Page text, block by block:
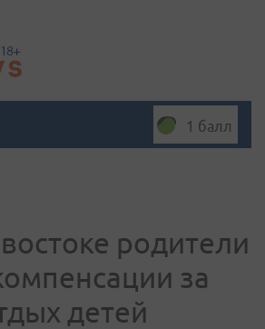
1 балл
родители
за
детей